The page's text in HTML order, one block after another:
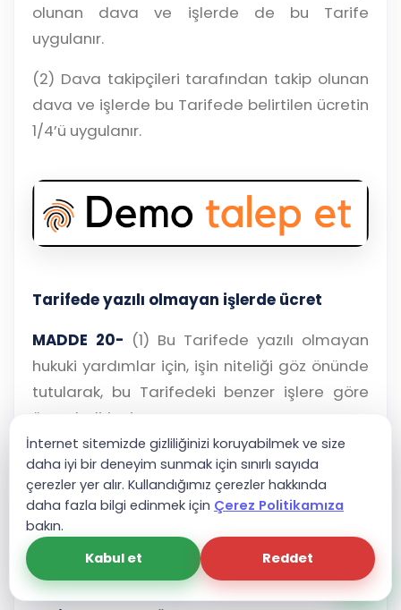
olunan dava ve işlerde de bu Tarife
uygulanır.
(2) Dava takipçileri tarafından takip olunan
dava ve işlerde bu Tarifede belirtilen ücretin
1/4’ü uygulanır.
Tarifede yazılı olmayan işlerde ücret
MADDE 20- (1) Bu Tarifede yazılı olmayan
hukuki yardımlar için, işin niteliği göz önünde
tutularak, bu Tarifedeki benzer işlere göre
ücret belirlenir.
Uygulanacak tarife
MADDE 21-(1) Avukatlık ücretinin takdirinde,
hukuki yardımın tamamlandığı veya dava
sonunda hüküm verildiği tarihte yürürlükte
olan Tarife esas alınır.
İnternet sitemizde gizliliğinizi koruyabilmek ve size
daha iyi bir deneyim sunmak için sınırlı sayıda
çerezler yer alır. Kullandığımız çerezler hakkında
daha fazla bilgi edinmek için Çerez Politikamıza
bakın.
Kabul et
Reddet